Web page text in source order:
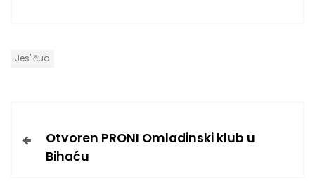
Jes' čuo
Otvoren PRONI Omladinski klub u
Bihaću